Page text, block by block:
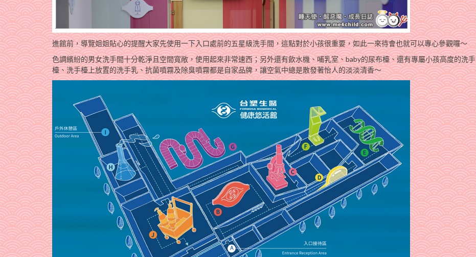
進館前，導覽姐姐貼心的提醒大家先使用一下入口處前的五星級洗手間，這點對於小孩很重要，如此一來待會也就可以專心參觀囉～
色調繽紛的男女洗手間十分乾淨且空間寬敞，使用起來非常速西；另外還有飲水機、哺乳室、baby的尿布檯、還有專屬小孩高度的洗手
檯、洗手檯上放置的洗手乳、抗菌噴霧及除臭噴霧都是自家品牌，讓空氣中總是散發著怡人的淡淡清香～